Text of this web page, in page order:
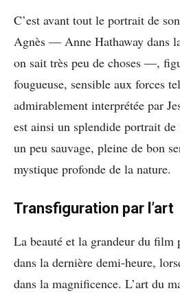
C’est avant tout le portrait de
Agnès — Anne Hathaway dans
on sait très peu de choses —,
fougueuse, sensible aux forces
admirablement interprétée par
est ainsi un splendide portrait
un peu sauvage, pleine de bon
mystique profonde de la nature.
Transfiguration par l’art
La beauté et la grandeur du film
dans la dernière demi-heure,
dans la magnificence. L’art du